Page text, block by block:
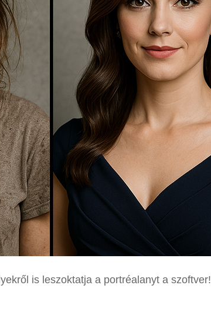
is leszoktatja a portréalanyt a szoftver!